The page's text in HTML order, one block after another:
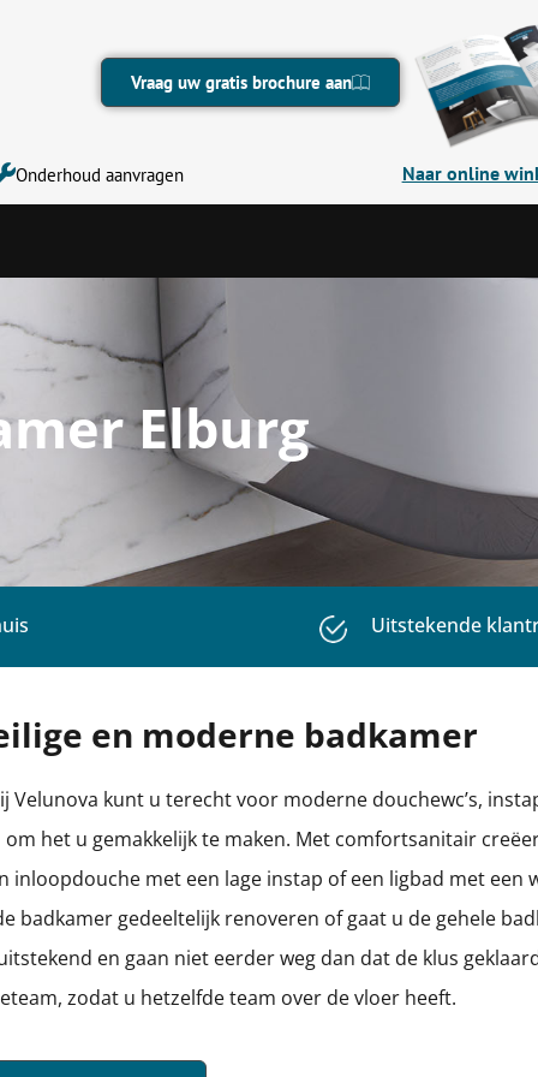
Vraag uw gratis brochure aan
Onderhoud aanvragen Naar online
Elburg
Betrouwbaar &
en moderne badkamer
Velunova kunt u terecht voor moderne douchewc’s,
het u gemakkelijk te maken. Met comfortsanitair
inloopdouche met een lage instap of een ligbad met een
badkamer gedeeltelijk renoveren of gaat u de gehele
en gaan niet eerder weg dan dat de klus
zodat u hetzelfde team over de vloer heeft.